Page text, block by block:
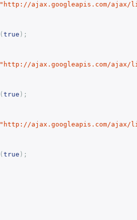
"http://ajax.googleapis.com/ajax/
( true );
"http://ajax.googleapis.com/ajax/
( true );
"http://ajax.googleapis.com/ajax/
( true );